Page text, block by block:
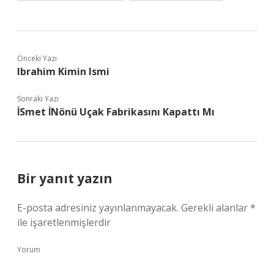
Önceki Yazı
Ibrahim Kimin Ismi
Sonraki Yazı
İSmet İNönü Uçak Fabrikasını Kapattı Mı
Bir yanıt yazın
E-posta adresiniz yayınlanmayacak. Gerekli alanlar*
ile işaretlenmişlerdir
Yorum